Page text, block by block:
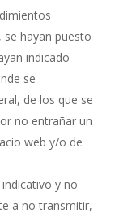
se hayan puesto
indicado
se
de los que se
no entrañar un
web y/o de
y no
a no transmitir,